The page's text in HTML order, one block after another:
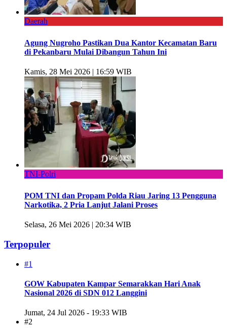
Daerah
Agung Nugroho Pastikan Dua Kantor Kecamatan Baru
di Pekanbaru Mulai Dibangun Tahun Ini
Kamis, 28 Mei 2026 | 16:59 WIB
TNI-Polri
POM TNI dan Propam Polda Riau Jaring 13 Pengguna
Narkotika, 2 Pria Lanjut Jalani Proses
Selasa, 26 Mei 2026 | 20:34 WIB
Terpopuler
#1
GOW Kabupaten Kampar Semarakkan Hari Anak
Nasional 2026 di SDN 012 Langgini
Jumat, 24 Jul 2026 - 19:33 WIB
#2